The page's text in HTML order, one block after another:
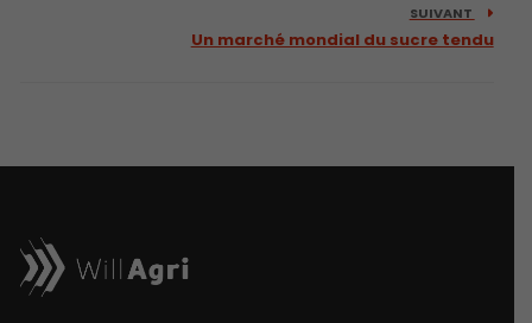
SUIVANT
Un marché mondial du sucre tendu